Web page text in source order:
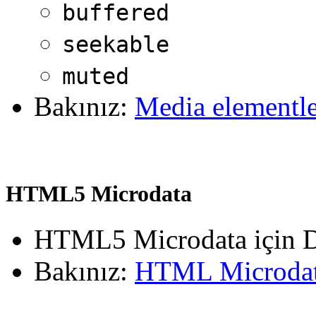
buffered
seekable
muted
Bakınız: Media
HTML5 Microdata
HTML5 Microdata için
Bakınız: HTML